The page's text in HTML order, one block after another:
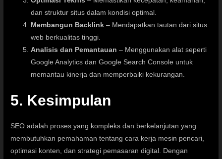
dan struktur situs dalam kondisi optimal.
Membangun Backlink – Mendapatkan tautan dari situs
web berkualitas tinggi.
Analisis dan Pemantauan – Menggunakan alat seperti
Google Analytics dan Google Search Console untuk
memantau kinerja dan memperbaiki kekurangan.
5. Kesimpulan
SEO adalah proses yang kompleks dan berkelanjutan yang
membutuhkan pemahaman tentang cara kerja mesin pencari,
optimasi konten, dan strategi pemasaran digital. Dengan